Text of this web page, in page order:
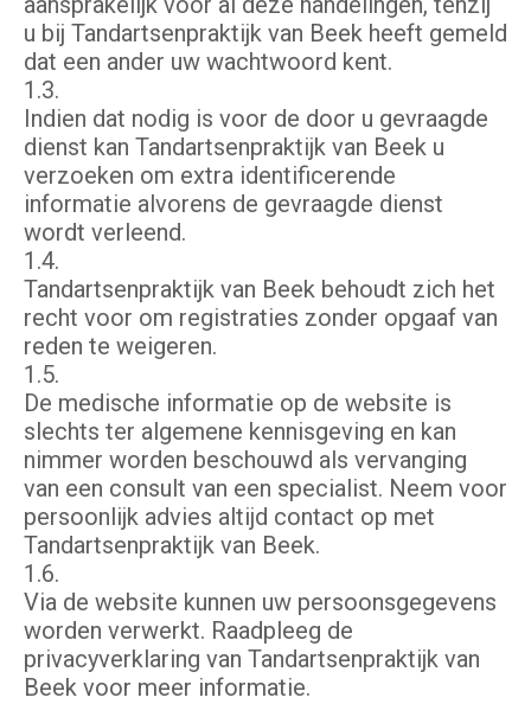
u bij Tandartsenpraktijk van Beek heeft gemeld
dat een ander uw wachtwoord kent.
1.3.
Indien dat nodig is voor de door u gevraagde
dienst kan Tandartsenpraktijk van Beek u
verzoeken om extra identificerende
informatie alvorens de gevraagde dienst
wordt verleend.
1.4.
Tandartsenpraktijk van Beek behoudt zich het
recht voor om registraties zonder opgaaf van
reden te weigeren.
1.5.
De medische informatie op de website is
slechts ter algemene kennisgeving en kan
nimmer worden beschouwd als vervanging
van een consult van een specialist. Neem voor
persoonlijk advies altijd contact op met
Tandartsenpraktijk van Beek.
1.6.
Via de website kunnen uw persoonsgegevens
worden verwerkt. Raadpleeg de
privacyverklaring van Tandartsenpraktijk van
Beek voor meer informatie.